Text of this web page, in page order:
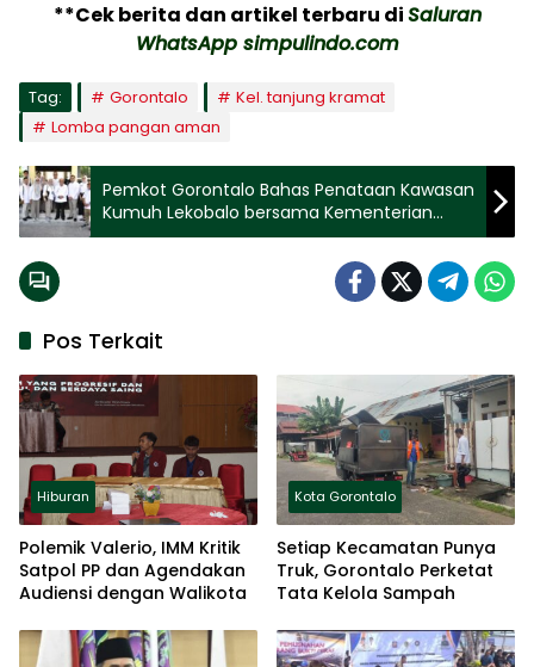
**Cek berita dan artikel terbaru diSaluran
WhatsApp simpulindo.com
Tag: Gorontalo
Kel. tanjung kramat
Lomba pangan aman
Pemkot Gorontalo Bahas Penataan Kawasan
Kumuh Lekobalo bersama Kementerian
PUPR
Pos Terkait
Hiburan
Polemik Valerio, IMM Kritik
Satpol PP dan Agendakan
Audiensi dengan Walikota
Kota Gorontalo
Setiap Kecamatan Punya
Truk, Gorontalo Perketat
Tata Kelola Sampah